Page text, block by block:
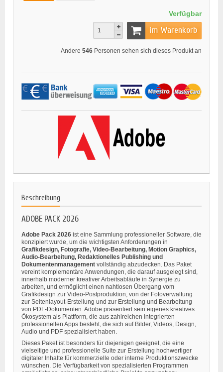
Verfügbar
im Warenkorb
Andere 546 Personen sehen sich dieses Produkt an
Beschreibung
ADOBE PACK 2026
Adobe Pack 2026 ist eine Sammlung professioneller Software, die
konzipiert wurde, um die wichtigsten Anforderungen in
Grafikdesign, Fotografie, Video-Bearbeitung, Motion Graphics,
Audio-Bearbeitung, Redaktionelles Publishing und
Dokumentenmanagement vollständig abzudecken. Das Paket
vereint komplementäre Anwendungen, die darauf ausgelegt sind,
innerhalb moderner kreativer Arbeitsabläufe in Synergie zu
arbeiten, und ermöglicht einen nahtlosen Übergang vom
Grafikdesign zur Video-Postproduktion, von der Fotoverwaltung
zur Seitenlayout-Erstellung und zur Erstellung und Bearbeitung
von PDF-Dokumenten. Adobe präsentiert sein eigenes kreatives
Ökosystem als Plattform, die aus zahlreichen integrierten
professionellen Apps besteht, die sich auf Bilder, Videos, Design,
Audio und PDF spezialisiert haben.
Dieses Paket ist besonders für diejenigen geeignet, die eine
vielseitige und professionelle Suite zur Erstellung hochwertiger
digitaler Inhalte für kommerzielle oder interne Produktionszwecke
wünschen. Die Verfügbarkeit von spezialisierten Programmen